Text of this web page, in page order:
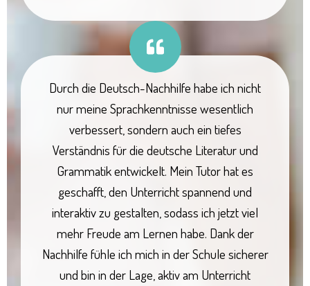
Durch die Deutsch-Nachhilfe habe ich nicht
nur meine Sprachkenntnisse wesentlich
verbessert, sondern auch ein tiefes
Verständnis für die deutsche Literatur und
Grammatik entwickelt. Mein Tutor hat es
geschafft, den Unterricht spannend und
interaktiv zu gestalten, sodass ich jetzt viel
mehr Freude am Lernen habe. Dank der
Nachhilfe fühle ich mich in der Schule sicherer
und bin in der Lage, aktiv am Unterricht